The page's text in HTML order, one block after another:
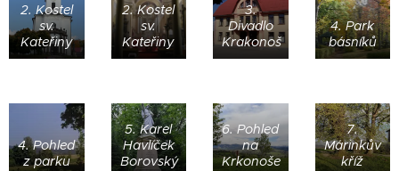
2. Kostel
sv.
Kateřiny
2. Kostel
sv.
Kateřiny
3.
Divadlo
Krakonoš
4. Park
básníků
4. Pohled
z parku
5. Karel
Havlíček
Borovský
6. Pohled
na
Krkonoše
7.
Márinkův
kříž